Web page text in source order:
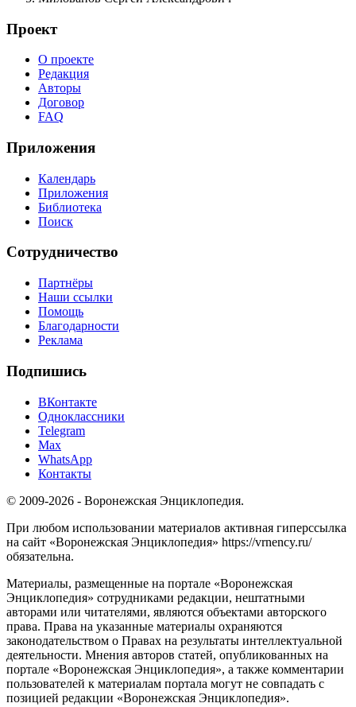
Проект
О проекте
Редакция
Авторы
Договор
FAQ
Приложения
Календарь
Приложения
Библиотека
Поиск
Сотрудничество
Партнёры
Наши ссылки
Помощь
Благодарности
Реклама
Подпишись
ВКонтакте
Одноклассники
Telegram
Max
WhatsApp
Контакты
© 2009-2026 - Воронежская Энциклопедия.
При любом использовании материалов активная гиперссылка
на сайт «Воронежская Энциклопедия» https://vrnency.ru/
обязательна.
Материалы, размещенные на портале «Воронежская
Энциклопедия» сотрудниками редакции, нештатными
авторами или читателями, являются объектами авторского
права. Права на указанные материалы охраняются
законодательством о Правах на результаты интеллектуальной
деятельности. Мнения авторов статей, опубликованных на
портале «Воронежская Энциклопедия», а также комментарии
пользователей к материалам портала могут не совпадать с
позицией редакции «Воронежская Энциклопедия».